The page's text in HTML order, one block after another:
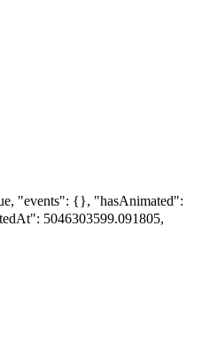
"events": {}, "hasAnimated":
5046303599.091805,